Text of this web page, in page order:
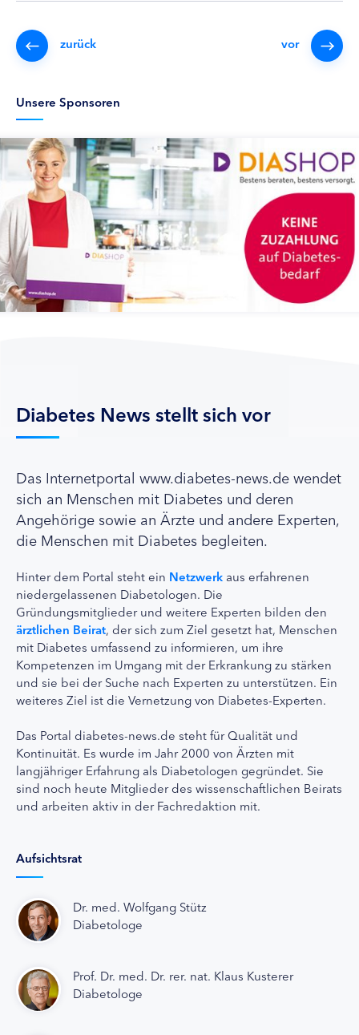
zurück vor
Unsere Sponsoren
Diabetes News stellt sich vor
Das Internetportal www.diabetes-news.de wendet
sich an Menschen mit Diabetes und deren
Angehörige sowie an Ärzte und andere Experten,
die Menschen mit Diabetes begleiten.
Hinter dem Portal steht ein Netzwerk aus erfahrenen
niedergelassenen Diabetologen. Die
Gründungsmitglieder und weitere Experten bilden den
ärztlichen Beirat, der sich zum Ziel gesetzt hat, Menschen
mit Diabetes umfassend zu informieren, um ihre
Kompetenzen im Umgang mit der Erkrankung zu stärken
und sie bei der Suche nach Experten zu unterstützen. Ein
weiteres Ziel ist die Vernetzung von Diabetes-Experten.
Das Portal diabetes-news.de steht für Qualität und
Kontinuität. Es wurde im Jahr 2000 von Ärzten mit
langjähriger Erfahrung als Diabetologen gegründet. Sie
sind noch heute Mitglieder des wissenschaftlichen Beirats
und arbeiten aktiv in der Fachredaktion mit.
Aufsichtsrat
Dr. med. Wolfgang Stütz
Diabetologe
Prof. Dr. med. Dr. rer. nat. Klaus Kusterer
Diabetologe